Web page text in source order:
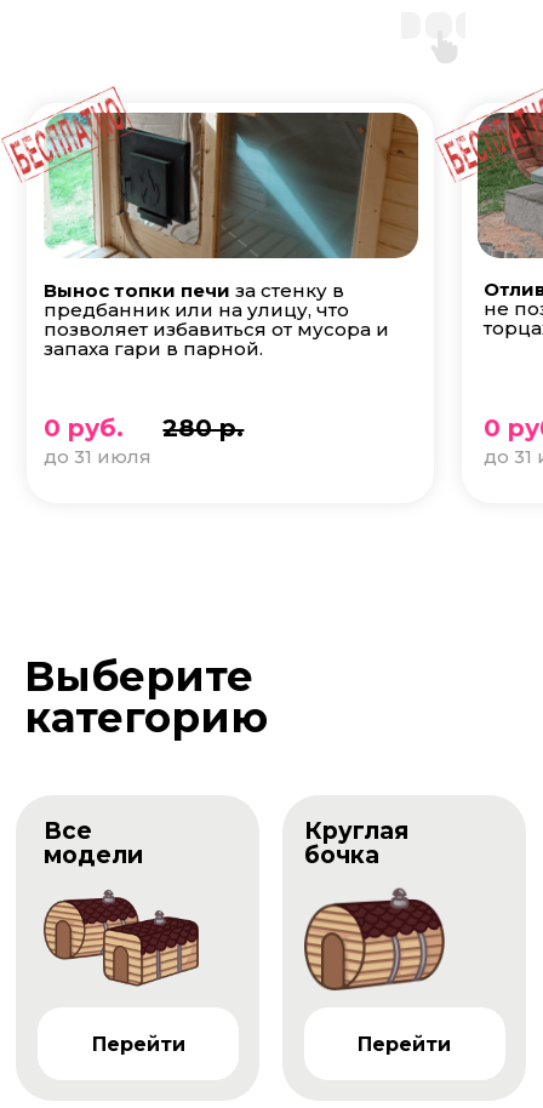
не
Вынос топки печи за стенку в
предбанник или на улицу, что
позволяет избавиться от мусора и
запаха гари в парной.
до 31 июля
0 руб. 280 р. 0
до 31
Выберите
категорию
Все
модели
Перейти
Круглая
бочка
Перейти